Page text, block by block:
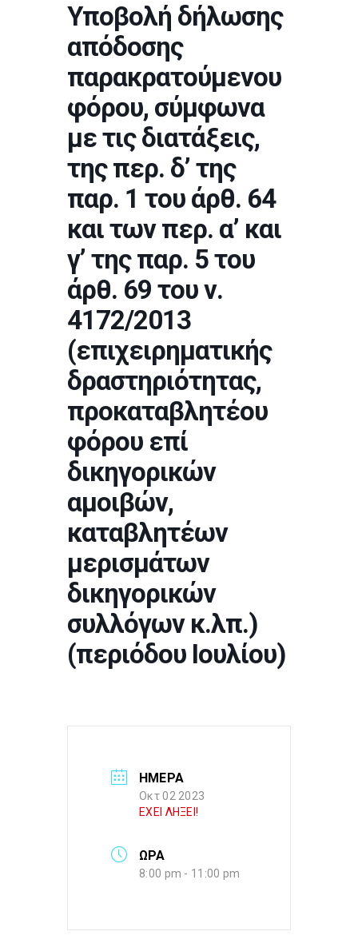
Υποβολή δήλωσης
απόδοσης
παρακρατούμενου
φόρου, σύμφωνα
με τις διατάξεις,
της περ. δ’ της
παρ. 1 του άρθ. 64
και των περ. α’ και
γ’ της παρ. 5 του
άρθ. 69 του ν.
4172/2013
(επιχειρηματικής
δραστηριότητας,
προκαταβλητέου
φόρου επί
δικηγορικών
αμοιβών,
καταβλητέων
μερισμάτων
δικηγορικών
συλλόγων κ.λπ.)
(περιόδου Ιουλίου)
ΗΜΕΡΑ
Οκτ 02 2023
ΕΧΕΙ ΛΗΞΕΙ!
ΩΡΑ
8:00 pm - 11:00 pm